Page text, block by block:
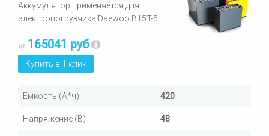
Аккумулятор применяется для
электропогрузчика Daewoo B15T-5
от 165041 руб
Купить в 1 клик
Емкость (А*ч) 420
Напряжение (В) 48